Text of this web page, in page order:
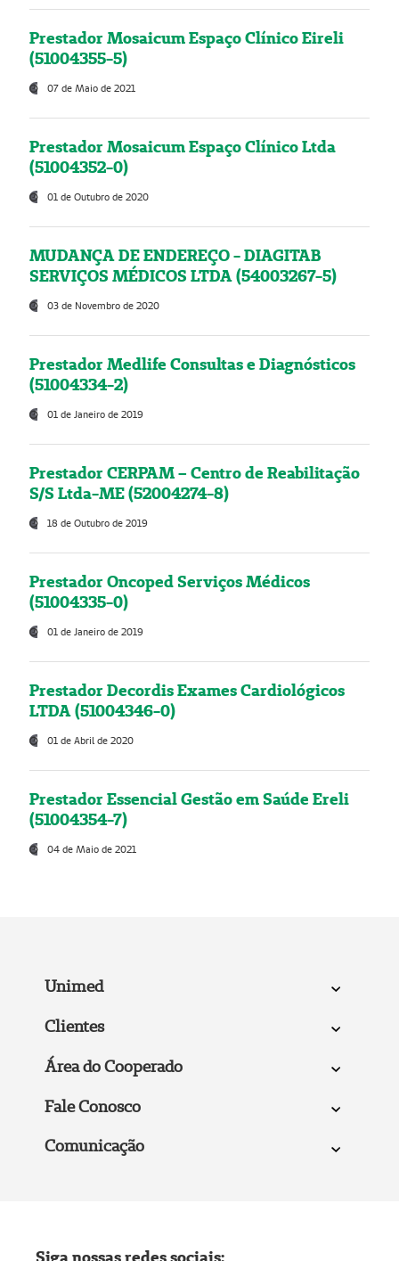
Prestador Mosaicum Espaço Clínico Eireli
(51004355-5)
07 de Maio de 2021
Prestador Mosaicum Espaço Clínico Ltda
(51004352-0)
01 de Outubro de 2020
MUDANÇA DE ENDEREÇO - DIAGITAB
SERVIÇOS MÉDICOS LTDA (54003267-5)
03 de Novembro de 2020
Prestador Medlife Consultas e Diagnósticos
(51004334-2)
01 de Janeiro de 2019
Prestador CERPAM – Centro de Reabilitação
S/S Ltda-ME (52004274-8)
18 de Outubro de 2019
Prestador Oncoped Serviços Médicos
(51004335-0)
01 de Janeiro de 2019
Prestador Decordis Exames Cardiológicos
LTDA (51004346-0)
01 de Abril de 2020
Prestador Essencial Gestão em Saúde Ereli
(51004354-7)
04 de Maio de 2021
Unimed
Clientes
Área do Cooperado
Fale Conosco
Comunicação